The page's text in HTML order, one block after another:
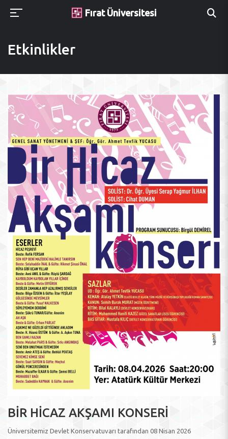
Fırat Üniversitesi
Etkinlikler
BİR HİCAZ AKŞAMI KONSERİ
Üniversitemiz Devlet Konservatuvarı tarafından 08 Nisan 2026